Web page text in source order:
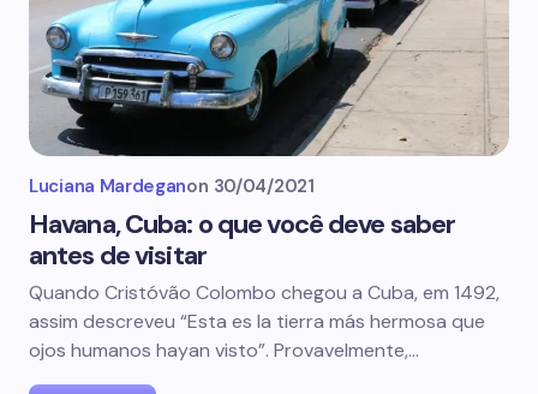
Luciana Mardeganon 30/04/2021
Havana, Cuba: o que você deve saber
antes de visitar
Quando Cristóvão Colombo chegou a Cuba, em 1492,
assim descreveu “Esta es la tierra más hermosa que
ojos humanos hayan visto”. Provavelmente,…